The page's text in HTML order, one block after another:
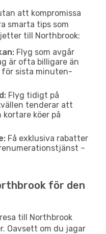
att kompromissa
smarta tips som
till Northbrook:
Flyg som avgår
är ofta billigare än
för sista minuten-
Flyg tidigt på
tenderar att
köer på
Få exklusiva rabatter
–
för den
till Northbrook
Oavsett om du jagar